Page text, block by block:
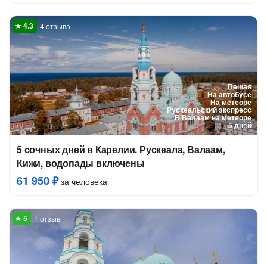
Пешая
На автобусе
На метеоре
Рускеальский экспресс
В Валаам на метеоре
5 дней
4 отзыва
5 сочных дней в Карелии. Рускеала, Валаам,
Кижи, водопады включены
61 950 ₽за человека
1 отзыв